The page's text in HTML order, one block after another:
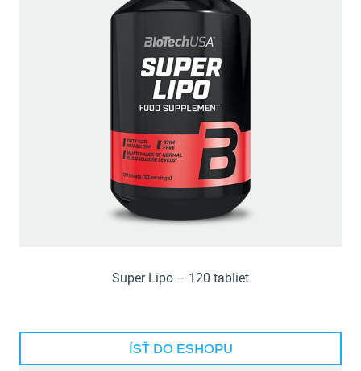
Super Lipo – 120 tabliet
ÍSŤ DO ESHOPU